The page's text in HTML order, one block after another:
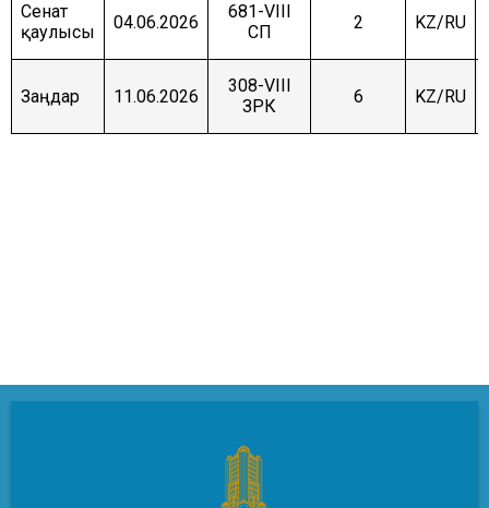
Сенат
қаулысы
04.06.2026
681-VIII
СП
2 KZ/RU
Заңдар 11.06.2026
308-VIII
ЗРК
6 KZ/RU